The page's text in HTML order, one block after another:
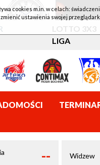
LOTTO 3X3
LIGA
-- Widzew
cookies m.in. w celach:
ustawienia swojej